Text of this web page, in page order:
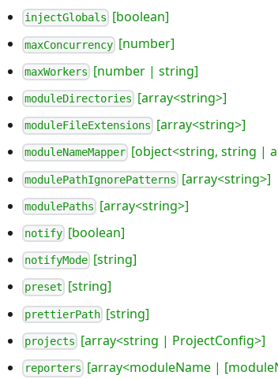
injectGlobals [boolean]
maxConcurrency [number]
maxWorkers [number | string]
moduleDirectories [array<string>]
moduleFileExtensions [array<string>]
moduleNameMapper [object<string, string |
modulePathIgnorePatterns [array<string>]
modulePaths [array<string>]
notify [boolean]
notifyMode [string]
preset [string]
prettierPath [string]
projects [array<string | ProjectConfig>]
reporters [array<moduleName |